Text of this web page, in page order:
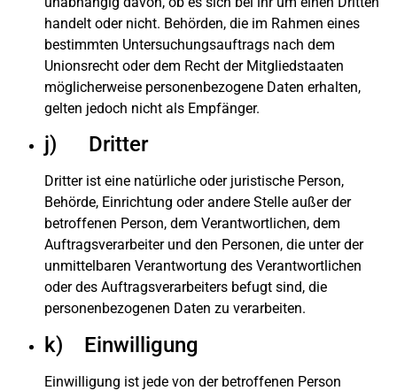
handelt oder nicht. Behörden, die im Rahmen eines
bestimmten Untersuchungsauftrags nach dem
Unionsrecht oder dem Recht der Mitgliedstaaten
möglicherweise personenbezogene Daten erhalten,
gelten jedoch nicht als Empfänger.
j) Dritter
Dritter ist eine natürliche oder juristische Person,
Behörde, Einrichtung oder andere Stelle außer der
betroffenen Person, dem Verantwortlichen, dem
Auftragsverarbeiter und den Personen, die unter der
unmittelbaren Verantwortung des Verantwortlichen
oder des Auftragsverarbeiters befugt sind, die
personenbezogenen Daten zu verarbeiten.
k) Einwilligung
Einwilligung ist jede von der betroffenen Person